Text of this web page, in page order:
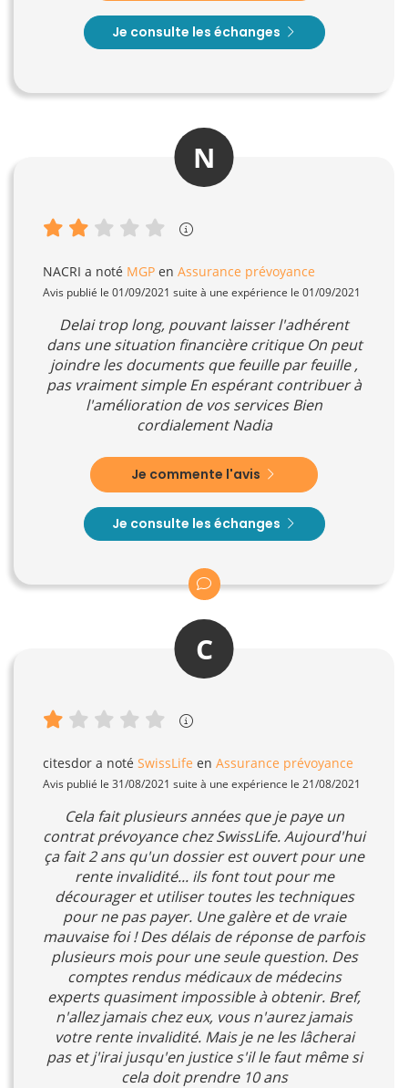
Je consulte les échanges
N
NACRI a noté MGP en Assurance prévoyance
Avis publié le 01/09/2021 suite à une expérience le 01/09/2021
Delai trop long, pouvant laisser l'adhérent
dans une situation financière critique On peut
joindre les documents que feuille par feuille ,
pas vraiment simple En espérant contribuer à
l'amélioration de vos services Bien
cordialement Nadia
Je commente l'avis
Je consulte les échanges
C
citesdor a noté SwissLife en Assurance prévoyance
Avis publié le 31/08/2021 suite à une expérience le 21/08/2021
Cela fait plusieurs années que je paye un
contrat prévoyance chez SwissLife. Aujourd'hui
ça fait 2 ans qu'un dossier est ouvert pour une
rente invalidité... ils font tout pour me
décourager et utiliser toutes les techniques
pour ne pas payer. Une galère et de vraie
mauvaise foi ! Des délais de réponse de parfois
plusieurs mois pour une seule question. Des
comptes rendus médicaux de médecins
experts quasiment impossible à obtenir. Bref,
n'allez jamais chez eux, vous n'aurez jamais
votre rente invalidité. Mais je ne les lâcherai
pas et j'irai jusqu'en justice s'il le faut même si
cela doit prendre 10 ans